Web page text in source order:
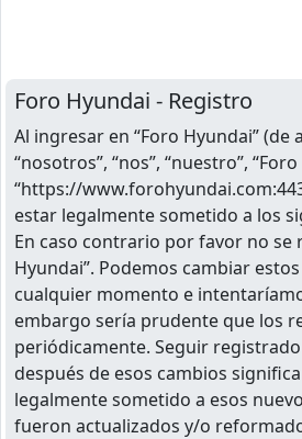
Foro Hyundai - Registro
Al ingresar en “Foro Hyundai” (de
“nosotros”, “nos”, “nuestro”,
“https://
estar legalmente sometido a los
En caso contrario por favor no se
Hyundai”. Podemos cambiar
cualquier momento e
embargo sería prudente que los
periódicamente. Seguir registrado
después de esos cambios
legalmente sometido a esos
fueron actualizados y/o